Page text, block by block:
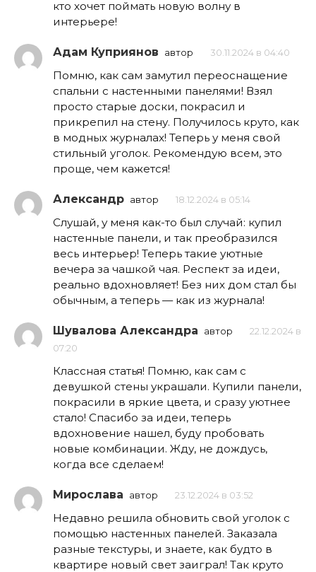
кто хочет поймать новую волну в
интерьере!
Адам Куприянов автор 30.11.2024 в 04:40
Помню, как сам замутил переоснащение
спальни с настенными панелями! Взял
просто старые доски, покрасил и
прикрепил на стену. Получилось круто, как
в модных журналах! Теперь у меня свой
стильный уголок. Рекомендую всем, это
проще, чем кажется!
Александр автор 18.12.2024 в 05:14
Слушай, у меня как-то был случай: купил
настенные панели, и так преобразился
весь интерьер! Теперь такие уютные
вечера за чашкой чая. Респект за идеи,
реально вдохновляет! Без них дом стал бы
обычным, а теперь — как из журнала!
Шувалова Александра автор
22.12.2024 в
07:20
Классная статья! Помню, как сам с
девушкой стены украшали. Купили панели,
покрасили в яркие цвета, и сразу уютнее
стало! Спасибо за идеи, теперь
вдохновение нашел, буду пробовать
новые комбинации. Жду, не дождусь,
когда все сделаем!
Мирослава автор 23.12.2024 в 03:52
Недавно решила обновить свой уголок с
помощью настенных панелей. Заказала
разные текстуры, и знаете, как будто в
квартире новый свет заиграл! Так круто